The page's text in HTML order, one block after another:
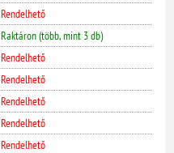
Rendelhető
Raktáron (több, mint 3 db)
Rendelhető
Rendelhető
Rendelhető
Rendelhető
Rendelhető